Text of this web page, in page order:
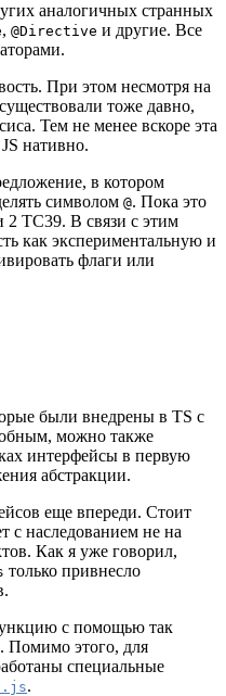
аналогичных странных
, @Directive и другие. Все
При этом несмотря на
тоже давно,
Тем не менее вскоре эта
нативно.
в котором
символом @. Пока это
2 TC39. В связи с этим
как экспериментальную и
флаги или
были внедрены в TS с
можно также
интерфейсы в первую
абстракции.
еще впереди. Стоит
с наследованием не на
Как я уже говорил,
только привнесло
с помощью так
Помимо этого, для
специальные
.